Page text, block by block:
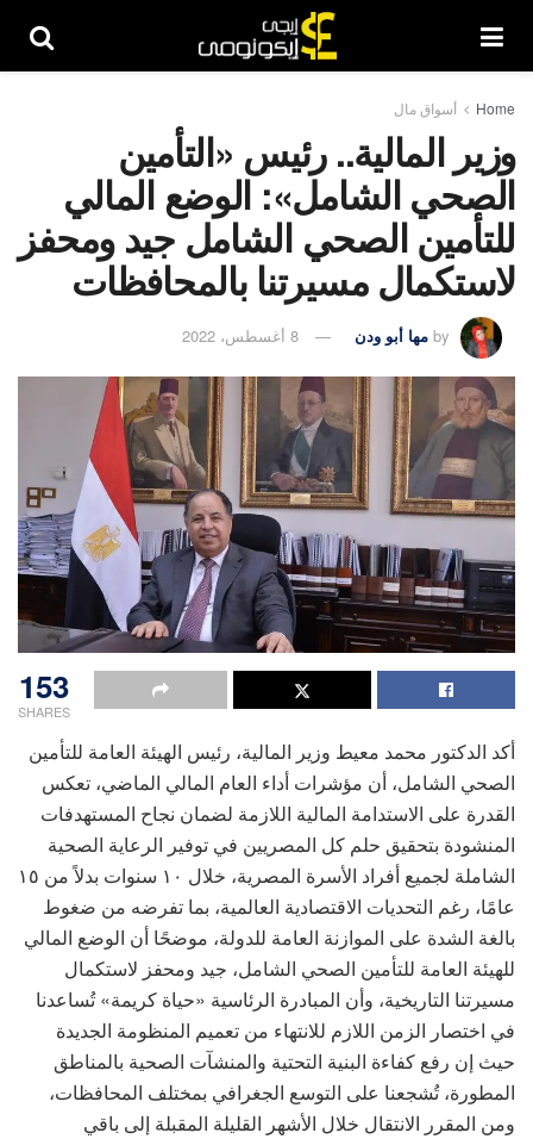
Home أسواق مال
وزير المالية.. رئيس «التأمين
الصحي الشامل»: الوضع المالي
للتأمين الصحي الشامل جيد ومحفز
لاستكمال مسيرتنا بالمحافظات
by مها أبو ودن 8 أغسطس، 2022
153
SHARES
أكد الدكتور محمد معيط وزير المالية، رئيس الهيئة العامة للتأمين
الصحي الشامل، أن مؤشرات أداء العام المالي الماضي، تعكس
القدرة على الاستدامة المالية اللازمة لضمان نجاح المستهدفات
المنشودة بتحقيق حلم كل المصريين في توفير الرعاية الصحية
الشاملة لجميع أفراد الأسرة المصرية، خلال ١٠ سنوات بدلاً من ١٥
عامًا، رغم التحديات الاقتصادية العالمية، بما تفرضه من ضغوط
بالغة الشدة على الموازنة العامة للدولة، موضحًا أن الوضع المالي
للهيئة العامة للتأمين الصحي الشامل، جيد ومحفز لاستكمال
مسيرتنا التاريخية، وأن المبادرة الرئاسية «حياة كريمة» تُساعدنا
في اختصار الزمن اللازم للانتهاء من تعميم المنظومة الجديدة
حيث إن رفع كفاءة البنية التحتية والمنشآت الصحية بالمناطق
المطورة، تُشجعنا على التوسع الجغرافي بمختلف المحافظات،
ومن المقرر الانتقال خلال الأشهر القليلة المقبلة إلى باقي